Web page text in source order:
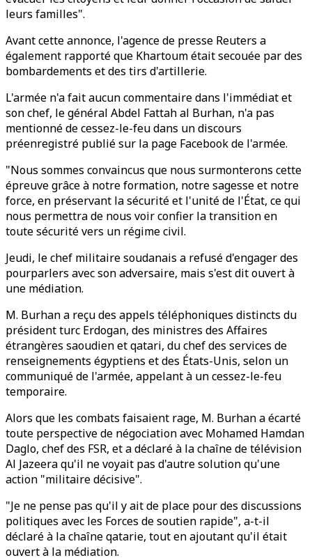
leurs familles".
Avant cette annonce, l'agence de presse Reuters a
également rapporté que Khartoum était secouée par des
bombardements et des tirs d'artillerie.
L'armée n'a fait aucun commentaire dans l'immédiat et
son chef, le général Abdel Fattah al Burhan, n'a pas
mentionné de cessez-le-feu dans un discours
préenregistré publié sur la page Facebook de l'armée.
"Nous sommes convaincus que nous surmonterons cette
épreuve grâce à notre formation, notre sagesse et notre
force, en préservant la sécurité et l'unité de l'État, ce qui
nous permettra de nous voir confier la transition en
toute sécurité vers un régime civil.
Jeudi, le chef militaire soudanais a refusé d'engager des
pourparlers avec son adversaire, mais s'est dit ouvert à
une médiation.
M. Burhan a reçu des appels téléphoniques distincts du
président turc Erdogan, des ministres des Affaires
étrangères saoudien et qatari, du chef des services de
renseignements égyptiens et des États-Unis, selon un
communiqué de l'armée, appelant à un cessez-le-feu
temporaire.
Alors que les combats faisaient rage, M. Burhan a écarté
toute perspective de négociation avec Mohamed Hamdan
Daglo, chef des FSR, et a déclaré à la chaîne de télévision
Al Jazeera qu'il ne voyait pas d'autre solution qu'une
action "militaire décisive".
"Je ne pense pas qu'il y ait de place pour des discussions
politiques avec les Forces de soutien rapide", a-t-il
déclaré à la chaîne qatarie, tout en ajoutant qu'il était
ouvert à la médiation.